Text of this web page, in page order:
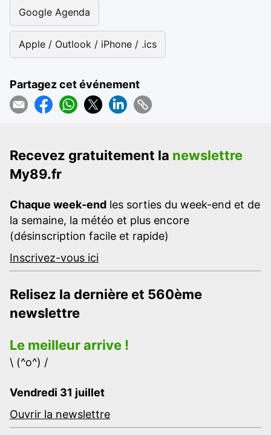
Google Agenda
Apple / Outlook / iPhone / .ics
Partagez cet événement
Recevez gratuitement la newslettre
My89.fr
Chaque week-end les sorties du week-end et de
la semaine, la météo et plus encore
(désinscription facile et rapide)
Inscrivez-vous ici
Relisez la dernière et 560ème
newslettre
Le meilleur arrive !
\ (^o^) /
Vendredi 31 juillet
Ouvrir la newslettre